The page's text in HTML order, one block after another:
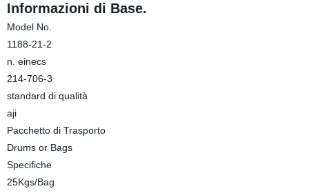
Informazioni di Base.
Model No.
1188-21-2
n. einecs
214-706-3
standard di qualità
aji
Pacchetto di Trasporto
Drums or Bags
Specifiche
25Kgs/Bag